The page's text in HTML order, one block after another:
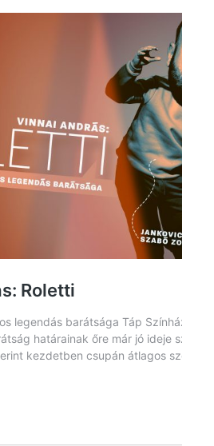
Ne csukd be még vagy csukd be